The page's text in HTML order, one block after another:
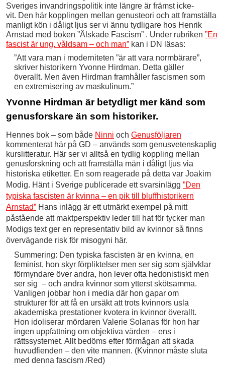
Sveriges invandringspolitik inte längre är främst icke-
vit. Den här kopplingen mellan genusteori och att framställa
manligt kön i dåligt ljus ser vi ännu tydligare hos Henrik
Arnstad med boken ”Älskade Fascism” . Under rubriken ”En
fascist är ung, våldsam – och man” kan i DN läsas:
”Att vara man i moderniteten ”är att vara normbärare”,
skriver historikern Yvonne Hirdman. Detta gäller
överallt. Men även Hirdman framhåller fascismen som
en extremisering av maskulinum.”
Yvonne Hirdman är betydligt mer känd som
genusforskare än som historiker.
Hennes bok – som både Ninni och Genusföljaren
kommenterat här på GD – används som genusvetenskaplig
kurslitteratur. Här ser vi alltså en tydlig koppling mellan
genusforskning och att framställa män i dåligt ljus via
historiska etiketter. En som reagerade på detta var Joakim
Modig. Hänt i Sverige publicerade ett svarsinlägg ”Den
typiska fascisten är kvinna – en pik till bluffhistorikern
Arnstad” Hans inlägg är ett utmärkt exempel på mitt
påstående att maktperspektiv leder till hat för tycker man
Modigs text ger en representativ bild av kvinnor så finns
övervägande risk för misogyni här.
Summering: Den typiska fascisten är en kvinna, en
feminist, hon skyr förpliktelser men ser sig som självklar
förmyndare över andra, hon lever ofta hedonistiskt men
ser sig – och andra kvinnor som ytterst skötsamma.
Vanligen jobbar hon i media där hon gapar om
strukturer för att få en ursäkt att trots kvinnors usla
akademiska prestationer kvotera in kvinnor överallt.
Hon idoliserar mördaren Valerie Solanas för hon har
ingen uppfattning om objektiva värden – ens i
rättssystemet. Allt bedöms efter förmågan att skada
huvudfienden – den vite mannen. (Kvinnor måste sluta
med denna fascism /Red)